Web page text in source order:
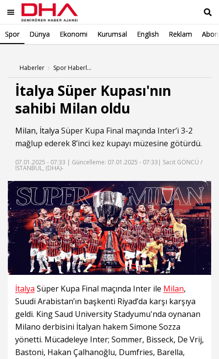
Spor Dünya Ekonomi Kurumsal English Reklam
Haberler Spor Haberleri
İtalya Süper Kupası'nın
sahibi Milan oldu
Milan, İtalya Süper Kupa Final maçında Inter’i 3-2
mağlup ederek 8’inci kez kupayı müzesine götürdü.
07.01.2025 - 07:33 | Güncelleme: 07.01.2025 - 07:33 | Sacit GÖNCÜ /
İSTANBUL, (DHA)-
İtalya Süper Kupa Final maçında Inter ile Milan,
Suudi Arabistan’ın başkenti Riyad’da karşı karşıya
geldi. King Saud University Stadyumu'nda oynanan
Milano derbisini İtalyan hakem Simone Sozza
yönetti. Mücadeleye Inter; Sommer, Bisseck, De Vrij,
Bastoni, Hakan Çalhanoğlu, Dumfries, Barella,